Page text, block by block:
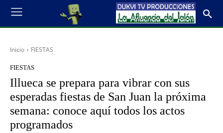
Inicio FIESTAS
FIESTAS
Illueca se prepara para vibrar con sus
esperadas fiestas de San Juan la próxima
semana: conoce aquí todos los actos
programados